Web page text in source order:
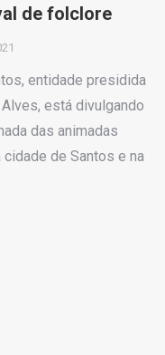
de folclore
entidade presidida
está divulgando
das animadas
de Santos e na